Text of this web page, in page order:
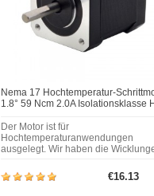
Nema 17 Hochtemperatur-
1.8° 59 Ncm 2.0A Isolationsklasse
Der Motor ist für
Hochtemperaturanwendungen
ausgelegt. Wir haben die
Kunststoffskelett des Motors so
angepasst, dass sie die
€16.13